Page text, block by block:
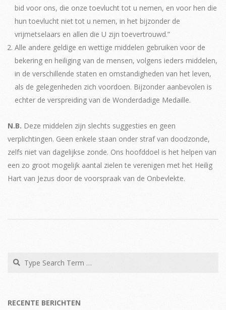
bid voor ons, die onze toevlucht tot u nemen, en voor hen die
hun toevlucht niet tot u nemen, in het bijzonder de
vrijmetselaars en allen die U zijn toevertrouwd.”
Alle andere geldige en wettige middelen gebruiken voor de
bekering en heiliging van de mensen, volgens ieders middelen,
in de verschillende staten en omstandigheden van het leven,
als de gelegenheden zich voordoen. Bijzonder aanbevolen is
echter de verspreiding van de Wonderdadige Medaille.
N.B. Deze middelen zijn slechts suggesties en geen
verplichtingen. Geen enkele staan onder straf van doodzonde,
zelfs niet van dagelijkse zonde. Ons hoofddoel is het helpen van
een zo groot mogelijk aantal zielen te verenigen met het Heilig
Hart van Jezus door de voorspraak van de Onbevlekte.
Search
RECENTE BERICHTEN